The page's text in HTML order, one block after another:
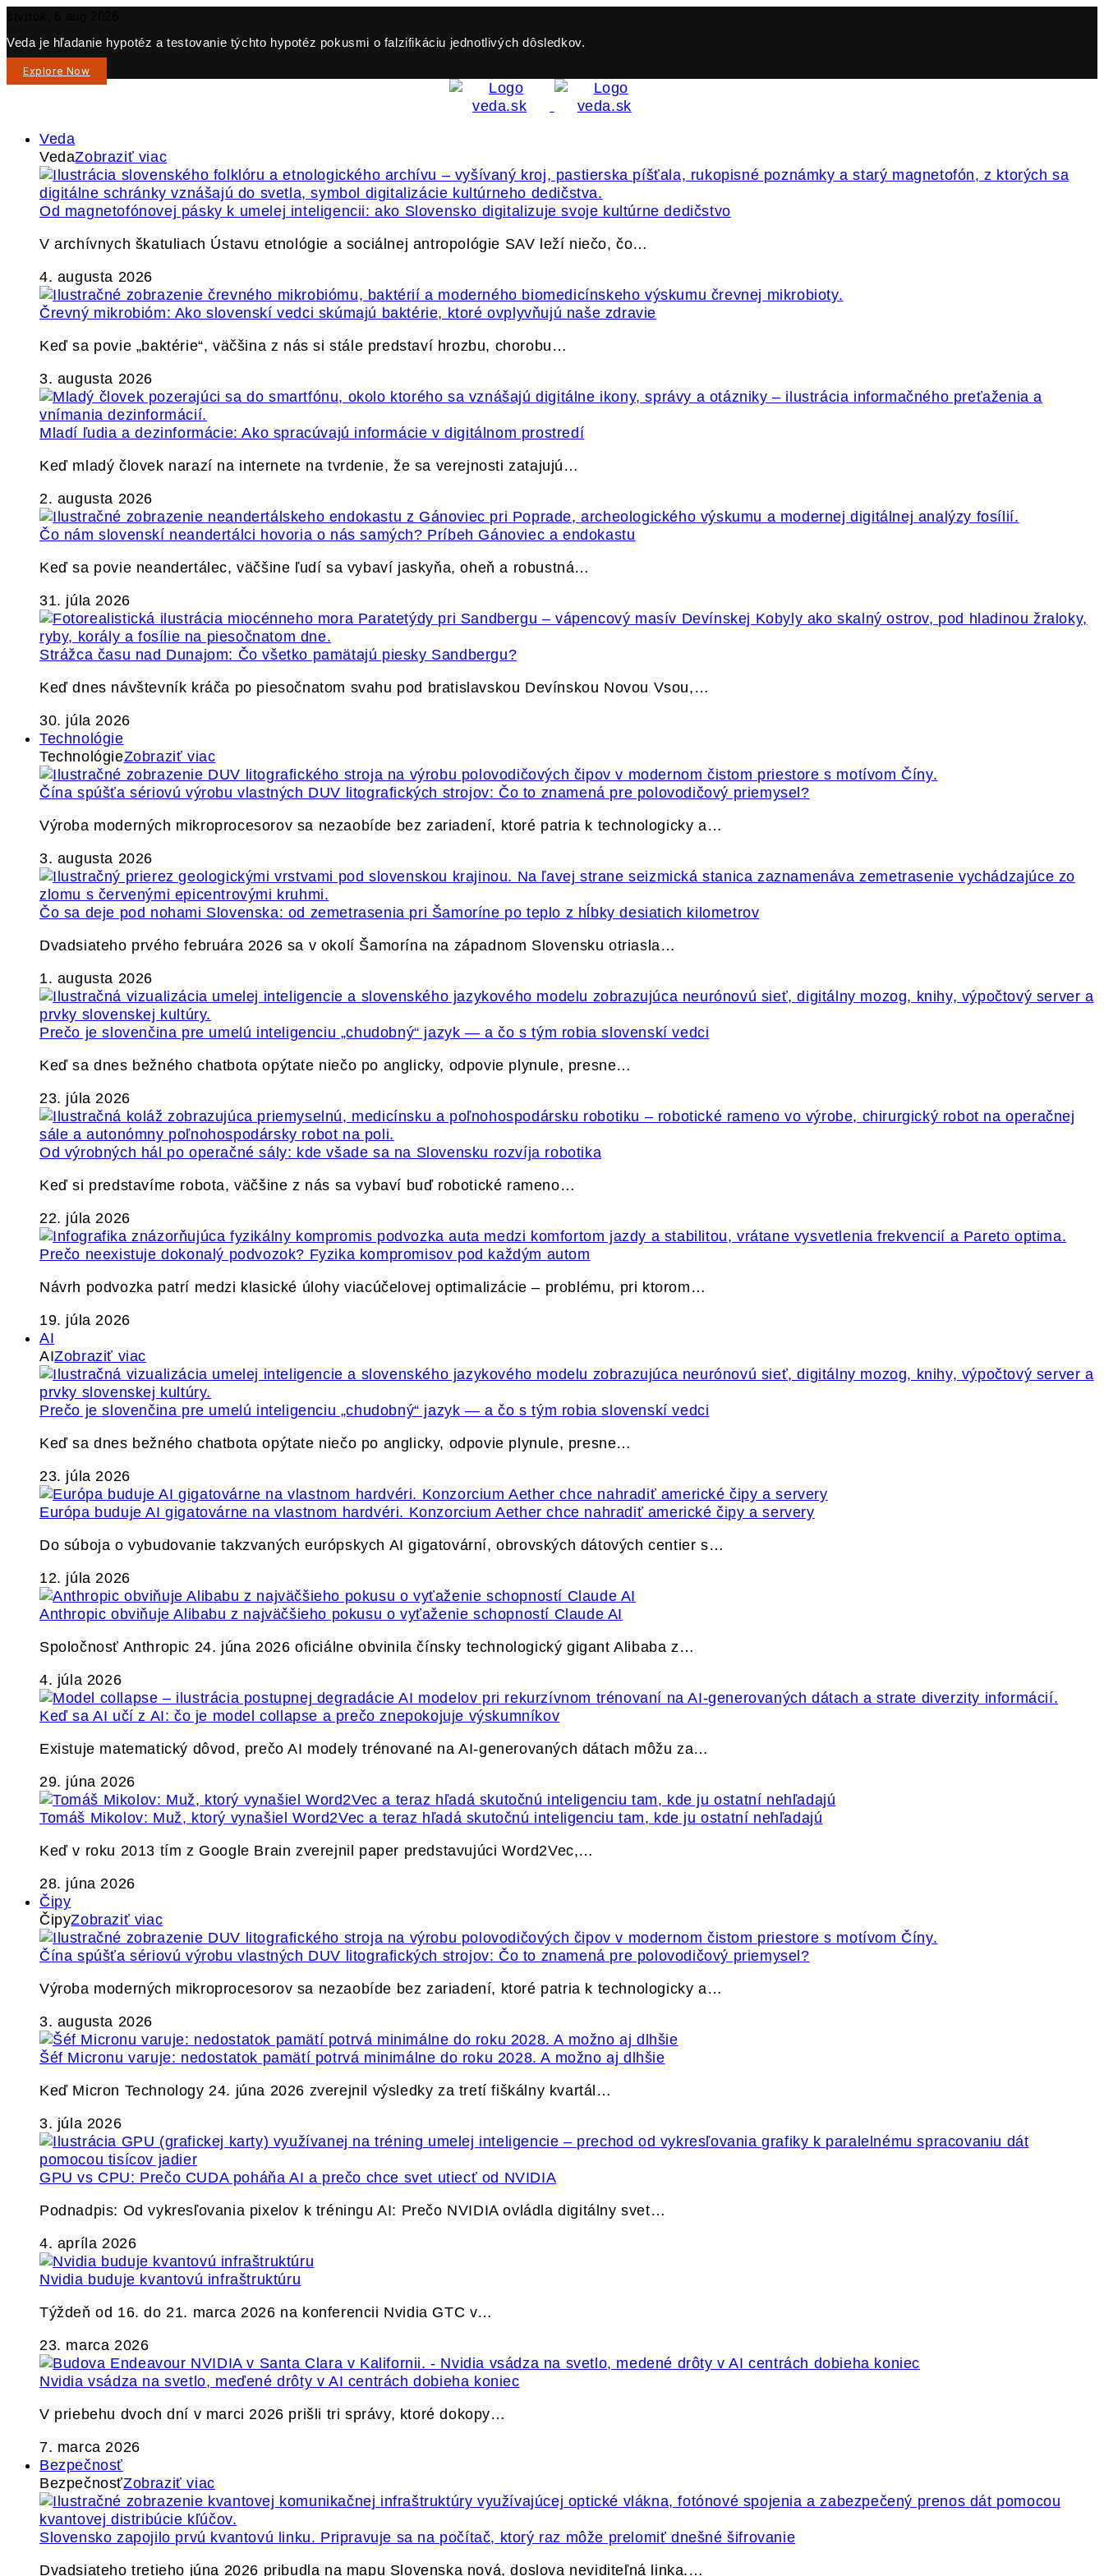
Veda je hľadanie hypotéz a testovanie týchto hypotéz pokusmi o falzifikáciu jednotlivých dôsledkov.
Explore Now
Veda
VedaZobraziť viac
Od magnetofónovej pásky k umelej inteligencii: ako Slovensko digitalizuje svoje kultúrne dedičstvo
V archívnych škatuliach Ústavu etnológie a sociálnej antropológie SAV leží niečo, čo…
4. augusta 2026
Črevný mikrobióm: Ako slovenskí vedci skúmajú baktérie, ktoré ovplyvňujú naše zdravie
Keď sa povie „baktérie“, väčšina z nás si stále predstaví hrozbu, chorobu…
3. augusta 2026
Mladí ľudia a dezinformácie: Ako spracúvajú informácie v digitálnom prostredí
Keď mladý človek narazí na internete na tvrdenie, že sa verejnosti zatajujú…
2. augusta 2026
Čo nám slovenskí neandertálci hovoria o nás samých? Príbeh Gánoviec a endokastu
Keď sa povie neandertálec, väčšine ľudí sa vybaví jaskyňa, oheň a robustná…
31. júla 2026
Strážca času nad Dunajom: Čo všetko pamätajú piesky Sandbergu?
Keď dnes návštevník kráča po piesočnatom svahu pod bratislavskou Devínskou Novou Vsou,…
30. júla 2026
Technológie
TechnológieZobraziť viac
Čína spúšťa sériovú výrobu vlastných DUV litografických strojov: Čo to znamená pre polovodičový priemysel?
Výroba moderných mikroprocesorov sa nezaobíde bez zariadení, ktoré patria k technologicky a…
3. augusta 2026
Čo sa deje pod nohami Slovenska: od zemetrasenia pri Šamoríne po teplo z hĺbky desiatich kilometrov
Dvadsiateho prvého februára 2026 sa v okolí Šamorína na západnom Slovensku otriasla…
1. augusta 2026
Prečo je slovenčina pre umelú inteligenciu „chudobný“ jazyk — a čo s tým robia slovenskí vedci
Keď sa dnes bežného chatbota opýtate niečo po anglicky, odpovie plynule, presne…
23. júla 2026
Od výrobných hál po operačné sály: kde všade sa na Slovensku rozvíja robotika
Keď si predstavíme robota, väčšine z nás sa vybaví buď robotické rameno…
22. júla 2026
Prečo neexistuje dokonalý podvozok? Fyzika kompromisov pod každým autom
Návrh podvozka patrí medzi klasické úlohy viacúčelovej optimalizácie – problému, pri ktorom…
19. júla 2026
AI
AIZobraziť viac
Prečo je slovenčina pre umelú inteligenciu „chudobný“ jazyk — a čo s tým robia slovenskí vedci
Keď sa dnes bežného chatbota opýtate niečo po anglicky, odpovie plynule, presne…
23. júla 2026
Európa buduje AI gigatovárne na vlastnom hardvéri. Konzorcium Aether chce nahradiť americké čipy a servery
Do súboja o vybudovanie takzvaných európskych AI gigatovární, obrovských dátových centier s…
12. júla 2026
Anthropic obviňuje Alibabu z najväčšieho pokusu o vyťaženie schopností Claude AI
Spoločnosť Anthropic 24. júna 2026 oficiálne obvinila čínsky technologický gigant Alibaba z…
4. júla 2026
Keď sa AI učí z AI: čo je model collapse a prečo znepokojuje výskumníkov
Existuje matematický dôvod, prečo AI modely trénované na AI-generovaných dátach môžu za…
29. júna 2026
Tomáš Mikolov: Muž, ktorý vynašiel Word2Vec a teraz hľadá skutočnú inteligenciu tam, kde ju ostatní nehľadajú
Keď v roku 2013 tím z Google Brain zverejnil paper predstavujúci Word2Vec,…
28. júna 2026
Čipy
ČipyZobraziť viac
Čína spúšťa sériovú výrobu vlastných DUV litografických strojov: Čo to znamená pre polovodičový priemysel?
Výroba moderných mikroprocesorov sa nezaobíde bez zariadení, ktoré patria k technologicky a…
3. augusta 2026
Šéf Micronu varuje: nedostatok pamätí potrvá minimálne do roku 2028. A možno aj dlhšie
Keď Micron Technology 24. júna 2026 zverejnil výsledky za tretí fiškálny kvartál…
3. júla 2026
GPU vs CPU: Prečo CUDA poháňa AI a prečo chce svet utiecť od NVIDIA
Podnadpis: Od vykresľovania pixelov k tréningu AI: Prečo NVIDIA ovládla digitálny svet…
4. apríla 2026
Nvidia buduje kvantovú infraštruktúru
Týždeň od 16. do 21. marca 2026 na konferencii Nvidia GTC v…
23. marca 2026
Nvidia vsádza na svetlo, meďené drôty v AI centrách dobieha koniec
V priebehu dvoch dní v marci 2026 prišli tri správy, ktoré dokopy…
7. marca 2026
Bezpečnosť
BezpečnosťZobraziť viac
Slovensko zapojilo prvú kvantovú linku. Pripravuje sa na počítač, ktorý raz môže prelomiť dnešné šifrovanie
Dvadsiateho tretieho júna 2026 pribudla na mapu Slovenska nová, doslova neviditeľná linka.…